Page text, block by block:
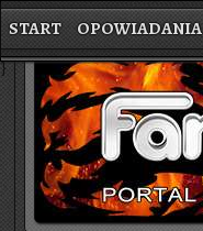
START OPOWIADANIA
}